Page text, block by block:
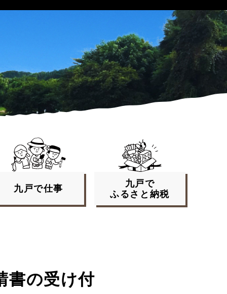
九戸で仕事
九戸で
ふるさと納税
書の受け付